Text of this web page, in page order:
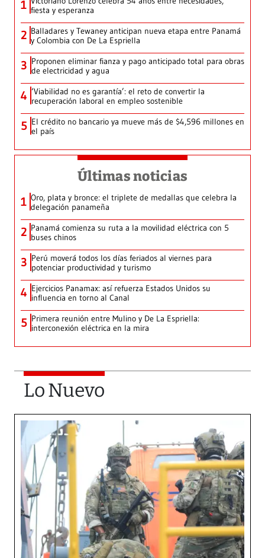
1 fiesta y esperanza
2 Balladares y Tewaney anticipan nueva etapa entre Panamá
y Colombia con De La Espriella
3 Proponen eliminar fianza y pago anticipado total para obras
de electricidad y agua
4 ‘Viabilidad no es garantía’: el reto de convertir la
recuperación laboral en empleo sostenible
5 El crédito no bancario ya mueve más de $4,596 millones en
el país
Últimas noticias
1 Oro, plata y bronce: el triplete de medallas que celebra la
delegación panameña
2 Panamá comienza su ruta a la movilidad eléctrica con 5
buses chinos
3 Perú moverá todos los días feriados al viernes para
potenciar productividad y turismo
4 Ejercicios Panamax: así refuerza Estados Unidos su
influencia en torno al Canal
5 Primera reunión entre Mulino y De La Espriella:
interconexión eléctrica en la mira
Lo Nuevo